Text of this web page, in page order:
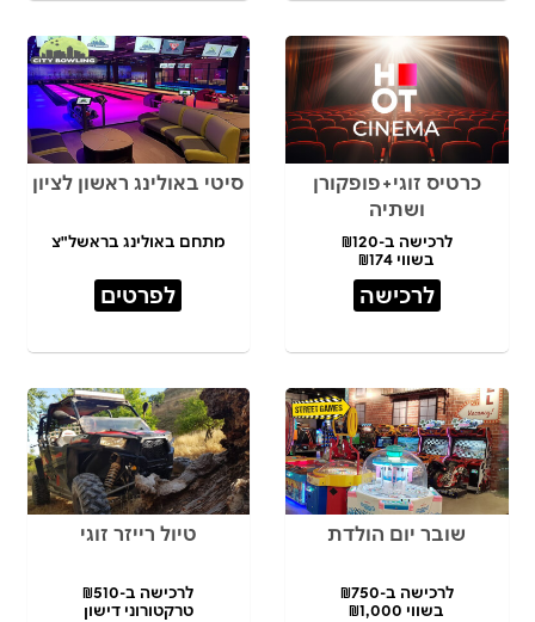
כרטיס זוגי+פופקורן
ושתיה
לרכישה ב-₪120
בשווי ₪174
לרכישה
סיטי באולינג ראשון לציון
מתחם באולינג בראשל"צ
לפרטים
שובר יום הולדת
לרכישה ב-₪750
בשווי ₪1,000
טיול רייזר זוגי
לרכישה ב-₪510
טרקטורוני דישון